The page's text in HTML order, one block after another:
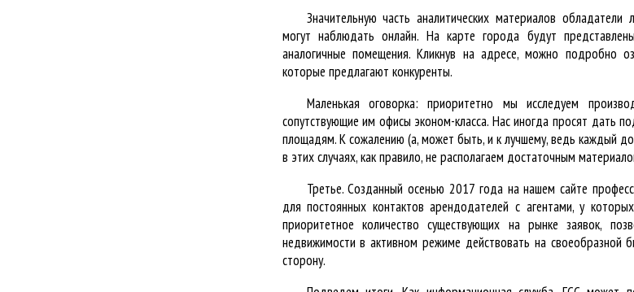
Значительную часть аналитических материалов
могут наблюдать онлайн. На карте города будут
аналогичные помещения. Кликнув на адресе, можно подробно
которые предлагают конкуренты.
Маленькая оговорка: приоритетно мы исследуем
сопутствующие им офисы эконом-класса. Нас иногда просят дать
площадям. К сожалению (а, может быть, и к лучшему, ведь каждый
в этих случаях, как правило, не располагаем достаточным
Третье. Созданный осенью 2017 года на нашем сайте
для постоянных контактов арендодателей с агентами, у
приоритетное количество существующих на рынке заявок,
недвижимости в активном режиме действовать на своеобразной
сторону.